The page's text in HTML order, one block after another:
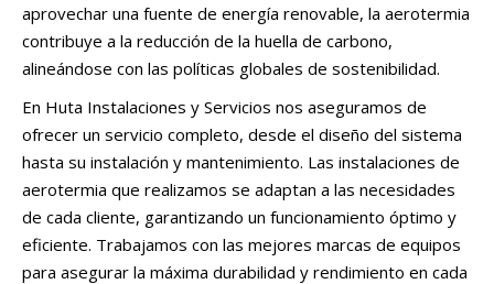
aprovechar una fuente de energía renovable, la aerotermia
contribuye a la reducción de la huella de carbono,
alineándose con las políticas globales de sostenibilidad.
En Huta Instalaciones y Servicios nos aseguramos de
ofrecer un servicio completo, desde el diseño del sistema
hasta su instalación y mantenimiento. Las instalaciones de
aerotermia que realizamos se adaptan a las necesidades
de cada cliente, garantizando un funcionamiento óptimo y
eficiente. Trabajamos con las mejores marcas de equipos
para asegurar la máxima durabilidad y rendimiento en cada